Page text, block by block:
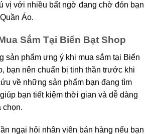
vị với nhiều bất ngờ đang chờ đón bạn
Áo.
Sắm Tại Biển Bạt Shop
sản phẩm ưng ý khi mua sắm tại Biển
bạn nên chuẩn bị tinh thần trước khi
về những sản phẩm bạn đang tìm
bạn tiết kiệm thời gian và dễ dàng
chọn.
ngại hỏi nhân viên bán hàng nếu bạn